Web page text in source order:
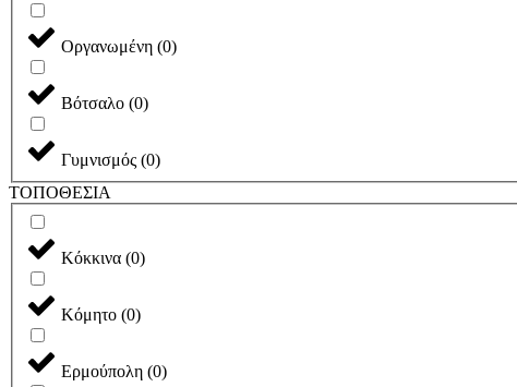
Οργανωμένη (0)
Βότσαλο (0)
Γυμνισμός (0)
ΤΟΠΟΘΕΣΙΑ
Κόκκινα (0)
Κόμητο (0)
Ερμούπολη (0)